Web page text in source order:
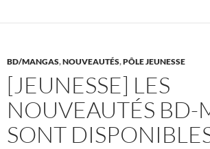
o
BD/MANGAS,NOUVEAUTÉS,PÔLE JEUNESSE
[JEUNESSE] LES
NOUVEAUTÉS BD-
SONT